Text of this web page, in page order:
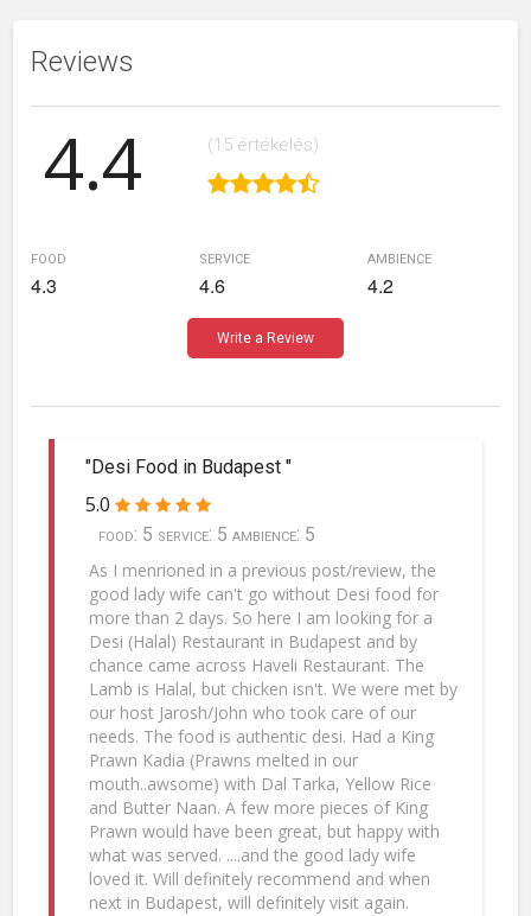
Reviews
4.4 (15 értékelés)
food
4.3
service
4.6
ambience
4.2
Write a Review
"Desi Food in Budapest "
5.0
food: 5 service: 5 ambience: 5
As I menrioned in a previous post/review, the
good lady wife can't go without Desi food for
more than 2 days. So here I am looking for a
Desi (Halal) Restaurant in Budapest and by
chance came across Haveli Restaurant. The
Lamb is Halal, but chicken isn't. We were met by
our host Jarosh/John who took care of our
needs. The food is authentic desi. Had a King
Prawn Kadia (Prawns melted in our
mouth..awsome) with Dal Tarka, Yellow Rice
and Butter Naan. A few more pieces of King
Prawn would have been great, but happy with
what was served. ....and the good lady wife
loved it. Will definitely recommend and when
next in Budapest, will definitely visit again.